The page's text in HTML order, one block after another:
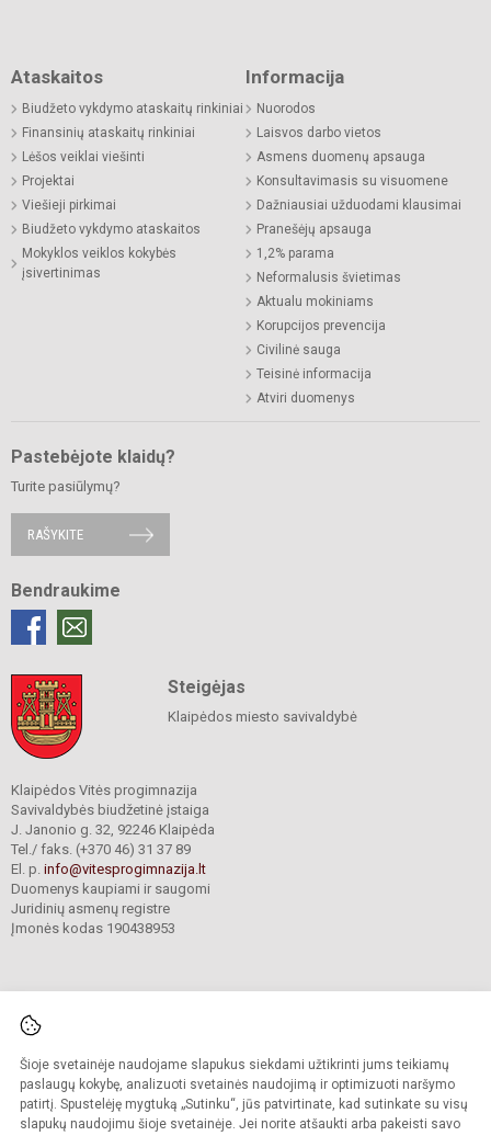
Šioje svetainėje naudojame slapukus siekdami užtikrinti jums teikiamų
paslaugų kokybę, analizuoti svetainės naudojimą ir optimizuoti naršymo
patirtį. Spustelėję mygtuką „Sutinku“, jūs patvirtinate, kad sutinkate su visų
slapukų naudojimu šioje svetainėje. Jei norite atšaukti arba pakeisti savo
Ataskaitos
Biudžeto vykdymo ataskaitų rinkiniai
Finansinių ataskaitų rinkiniai
Lėšos veiklai viešinti
Projektai
Viešieji pirkimai
Biudžeto vykdymo ataskaitos
Mokyklos veiklos kokybės
įsivertinimas
Informacija
Nuorodos
Laisvos darbo vietos
Asmens duomenų apsauga
Konsultavimasis su visuomene
Dažniausiai užduodami klausimai
Pranešėjų apsauga
1,2% parama
Neformalusis švietimas
Aktualu mokiniams
Korupcijos prevencija
Civilinė sauga
Teisinė informacija
Atviri duomenys
Pastebėjote klaidų?
Turite pasiūlymų?
RAŠYKITE
Bendraukime
Steigėjas
Klaipėdos miesto savivaldybė
Klaipėdos Vitės progimnazija
Savivaldybės biudžetinė įstaiga
J. Janonio g. 32, 92246 Klaipėda
Tel./ faks. (+370 46) 31 37 89
El. p. info@vitesprogimnazija.lt
Duomenys kaupiami ir saugomi
Juridinių asmenų registre
Įmonės kodas 190438953
© 2024. Klaipėdos Vitės progimnazija. Visos teisės saugomos.
Kopijuoti turinį be raštiško progimnazijos sutikimo griežtai draudžiama.
Prieinamumo paraiška Slapukų valdymas